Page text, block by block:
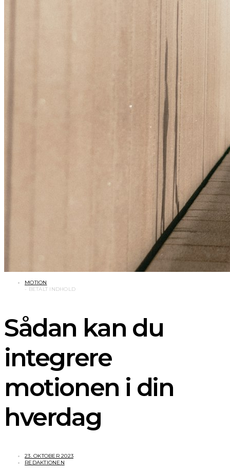
MOTION
Sådan kan du
integrere
motionen i din
hverdag
23. OKTOBER 2023
REDAKTIONEN